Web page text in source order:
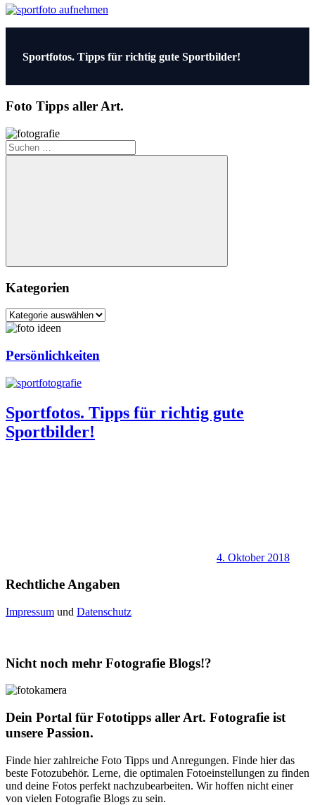
Beitragsnavigation
Vorheriger
Sportfotos. Tipps für richtig gute Sportbilder!
Foto Tipps aller Art.
Suchen
nach:
Suchen
Kategorien
Kategorien
Persönlichkeiten
Sportfotos. Tipps für richtig gute
Sportbilder!
4. Oktober 2018
Rechtliche Angaben
Impressum und Datenschutz
Nicht noch mehr Fotografie Blogs!?
Dein Portal für Fototipps aller Art. Fotografie ist
unsere Passion.
Finde hier zahlreiche Foto Tipps und Anregungen. Finde hier das
beste Fotozubehör. Lerne, die optimalen Fotoeinstellungen zu finden
und deine Fotos perfekt nachzubearbeiten. Wir hoffen nicht einer
von vielen Fotografie Blogs zu sein.